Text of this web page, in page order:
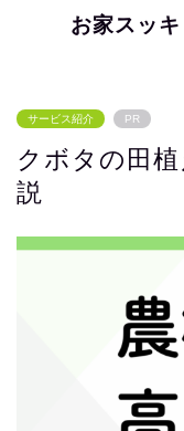
お家スッ
サービス紹介 PR
クボタの田
説